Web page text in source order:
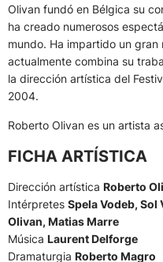
Olivan fundó en Bélgica su
ha creado numerosos
mundo. Ha impartido un
actualmente combina su
la dirección artística del
2004.
Roberto Olivan es un artista
FICHA ARTÍSTICA
Dirección artística Roberto
Intérpretes Spela Vodeb, Sol
Olivan, Matias Marre
Música Laurent Delforge
Dramaturgia Roberto Magro